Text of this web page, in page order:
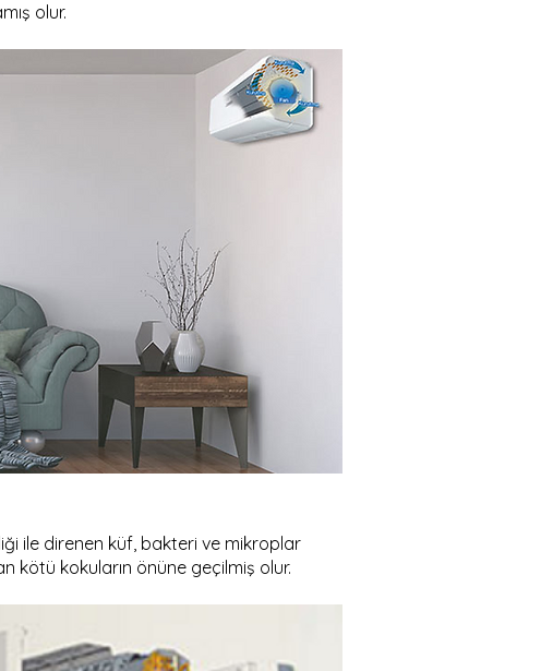
olur.
ile direnen küf, bakteri ve mikroplar
kötü kokuların önüne geçilmiş olur.